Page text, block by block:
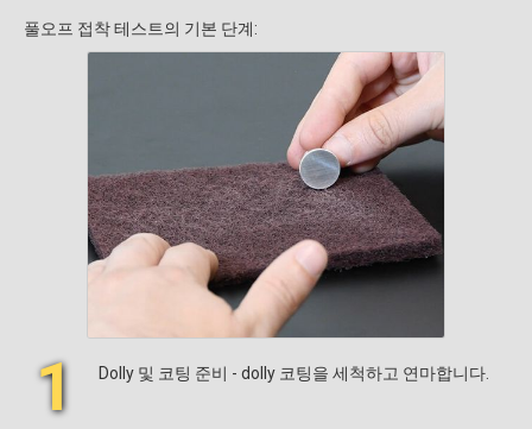
풀오프 접착 테스트의 기본 단계:
1 Dolly 및 코팅 준비 - dolly 코팅을 세척하고 연마합니다.